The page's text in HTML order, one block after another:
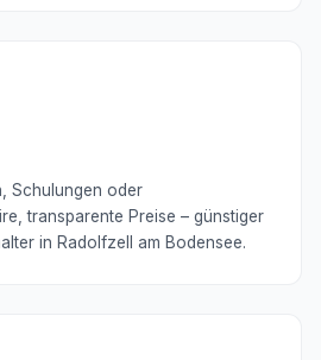
Schulungen oder
transparente Preise – günstiger
in Radolfzell am Bodensee.